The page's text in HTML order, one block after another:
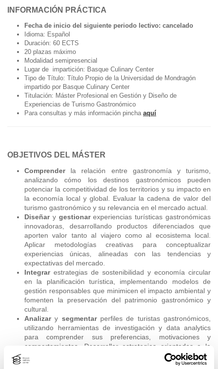
INFORMACIÓN PRÁCTICA
Fecha de inicio del siguiente periodo lectivo: cancelado
Idioma: Español
Duración: 60 ECTS
20 plazas máximo
Modalidad semipresencial
Lugar de impartición: Basque Culinary Center
Tipo de Título: Título Propio de la Universidad de Mondragón
impartido por Basque Culinary Center
Titulación: Máster Profesional en Gestión y Diseño de
Experiencias de Turismo Gastronómico
Para consultas y más información pincha aquí
OBJETIVOS DEL MÁSTER
Comprender la relación entre gastronomía y turismo,
analizando cómo los destinos gastronómicos pueden
potenciar la competitividad de los territorios y su impacto en
la economía local y global. Evaluar la cadena de valor del
turismo gastronómico y su relevancia en el mercado actual.
Diseñar y gestionarexperiencias turísticas gastronómicas
innovadoras, desarrollando productos diferenciados que
aporten valor tanto al viajero como al ecosistema local.
Aplicar metodologías creativas para conceptualizar
experiencias únicas, alineadas con las tendencias y
expectativas del mercado.
Integrar estrategias de sostenibilidad y economía circular
en la planificación turística, implementando modelos de
gestión responsables que minimicen el impacto ambiental y
fomenten la preservación del patrimonio gastronómico y
cultural.
Analizary segmentar perfiles de turistas gastronómicos,
utilizando herramientas de investigación y data analytics
para comprender sus preferencias, motivaciones y
comportamientos. Desarrollar estrategias orientadas a la
personalización y optimización de la experiencia del viajero.
Desarrollar
habilidades en gestión y marketing aplicado al